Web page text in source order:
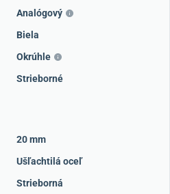
Analógový
Biela
Okrúhle
Strieborné
20 mm
Ušľachtilá oceľ
Strieborná